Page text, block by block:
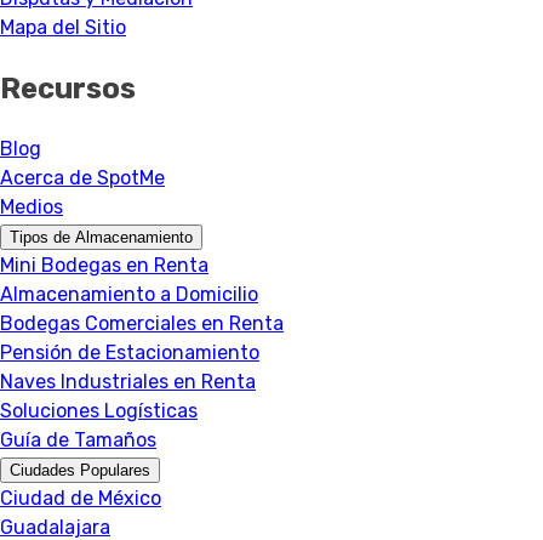
Mapa del Sitio
Recursos
Blog
Acerca de SpotMe
Medios
Tipos de Almacenamiento
Mini Bodegas en Renta
Almacenamiento a Domicilio
Bodegas Comerciales en Renta
Pensión de Estacionamiento
Naves Industriales en Renta
Soluciones Logísticas
Guía de Tamaños
Ciudades Populares
Ciudad de México
Guadalajara